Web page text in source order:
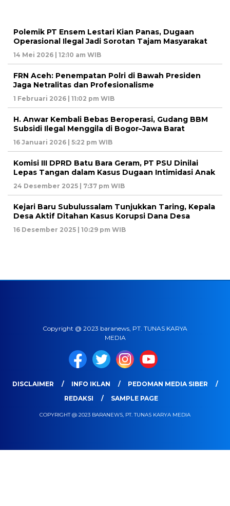
Polemik PT Ensem Lestari Kian Panas, Dugaan
Operasional Ilegal Jadi Sorotan Tajam Masyarakat
14 Mei 2026 | 12:10 am WIB
FRN Aceh: Penempatan Polri di Bawah Presiden
Jaga Netralitas dan Profesionalisme
1 Februari 2026 | 11:02 pm WIB
H. Anwar Kembali Bebas Beroperasi, Gudang BBM
Subsidi Ilegal Menggila di Bogor–Jawa Barat
16 Januari 2026 | 5:22 pm WIB
Komisi III DPRD Batu Bara Geram, PT PSU Dinilai
Lepas Tangan dalam Kasus Dugaan Intimidasi Anak
24 Desember 2025 | 7:37 pm WIB
Kejari Baru Subulussalam Tunjukkan Taring, Kepala
Desa Aktif Ditahan Kasus Korupsi Dana Desa
16 Desember 2025 | 10:29 pm WIB
Copyright @ 2023 baranews, PT. TUNAS KARYA
MEDIA
DISCLAIMER INFO IKLAN
PEDOMAN MEDIA SIBER
REDAKSI
SAMPLE PAGE
COPYRIGHT @ 2023 BARANEWS, PT. TUNAS KARYA MEDIA